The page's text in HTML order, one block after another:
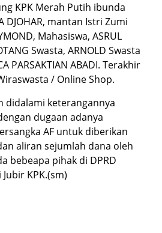
KPK Merah Putih ibunda
DJOHAR, mantan Istri Zumi
Mahasiswa, ASRUL
Swasta, ARNOLD Swasta
PARSAKTIAN ABADI. Terakhir
/ Online Shop.
didalami keterangannya
dugaan adanya
AF untuk diberikan
aliran sejumlah dana oleh
bebeapa pihak di DPRD
KPK.(sm)